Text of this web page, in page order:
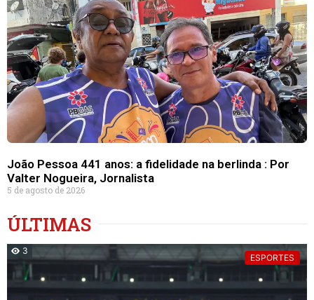
João Pessoa 441 anos: a fidelidade na berlinda : Por
Valter Nogueira, Jornalista
5 de agosto de 2026
ÚLTIMAS
3
ESPORTES